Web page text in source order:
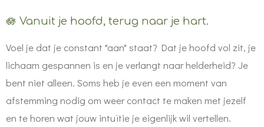
🪷 Vanuit je hoofd, terug naar je hart.
Voel je dat je constant "aan" staat? Dat je hoofd vol zit, je
lichaam gespannen is en je verlangt naar helderheid? Je
bent niet alleen. Soms heb je even een moment van
afstemming nodig om weer contact te maken met jezelf
en te horen wat jouw intuïtie je eigenlijk wil vertellen.